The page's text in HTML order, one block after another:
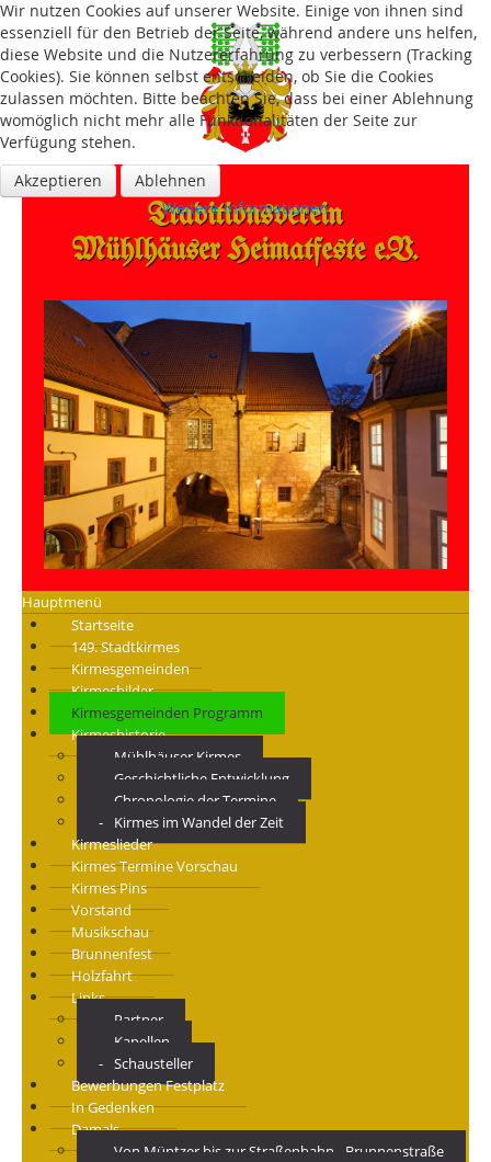
Traditions­verein
Mühlhäuser Heimatfeste e.V.
Hauptmenü
Startseite
149. Stadtkirmes
Kirmesgemeinden
Kirmesbilder
Kirmesgemeinden Programm
Kirmeshistorie
Mühlhäuser Kirmes
Geschichtliche Entwicklung
Chronologie der Termine
Kirmes im Wandel der Zeit
Kirmeslieder
Kirmes Termine Vorschau
Kirmes Pins
Vorstand
Musikschau
Brunnenfest
Holzfahrt
Links
Partner
Kapellen
Schausteller
Bewerbungen Festplatz
In Gedenken
Damals
Von Müntzer bis zur Straßenbahn - Brunnenstraße
Wir nutzen Cookies auf unserer Website. Einige von ihnen sind
essenziell für den Betrieb der Seite, während andere uns helfen,
diese Website und die Nutzererfahrung zu verbessern (Tracking
Cookies). Sie können selbst entscheiden, ob Sie die Cookies
zulassen möchten. Bitte beachten Sie, dass bei einer Ablehnung
womöglich nicht mehr alle Funktionalitäten der Seite zur
Verfügung stehen.
Akzeptieren
Ablehnen
Weitere Informationen